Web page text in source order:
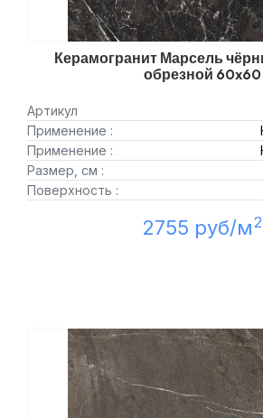
Керамогранит Марсель
обрезной 60x60
Артикул
Применение :
Применение :
Размер, см :
Поверхность :
2755 руб/м2